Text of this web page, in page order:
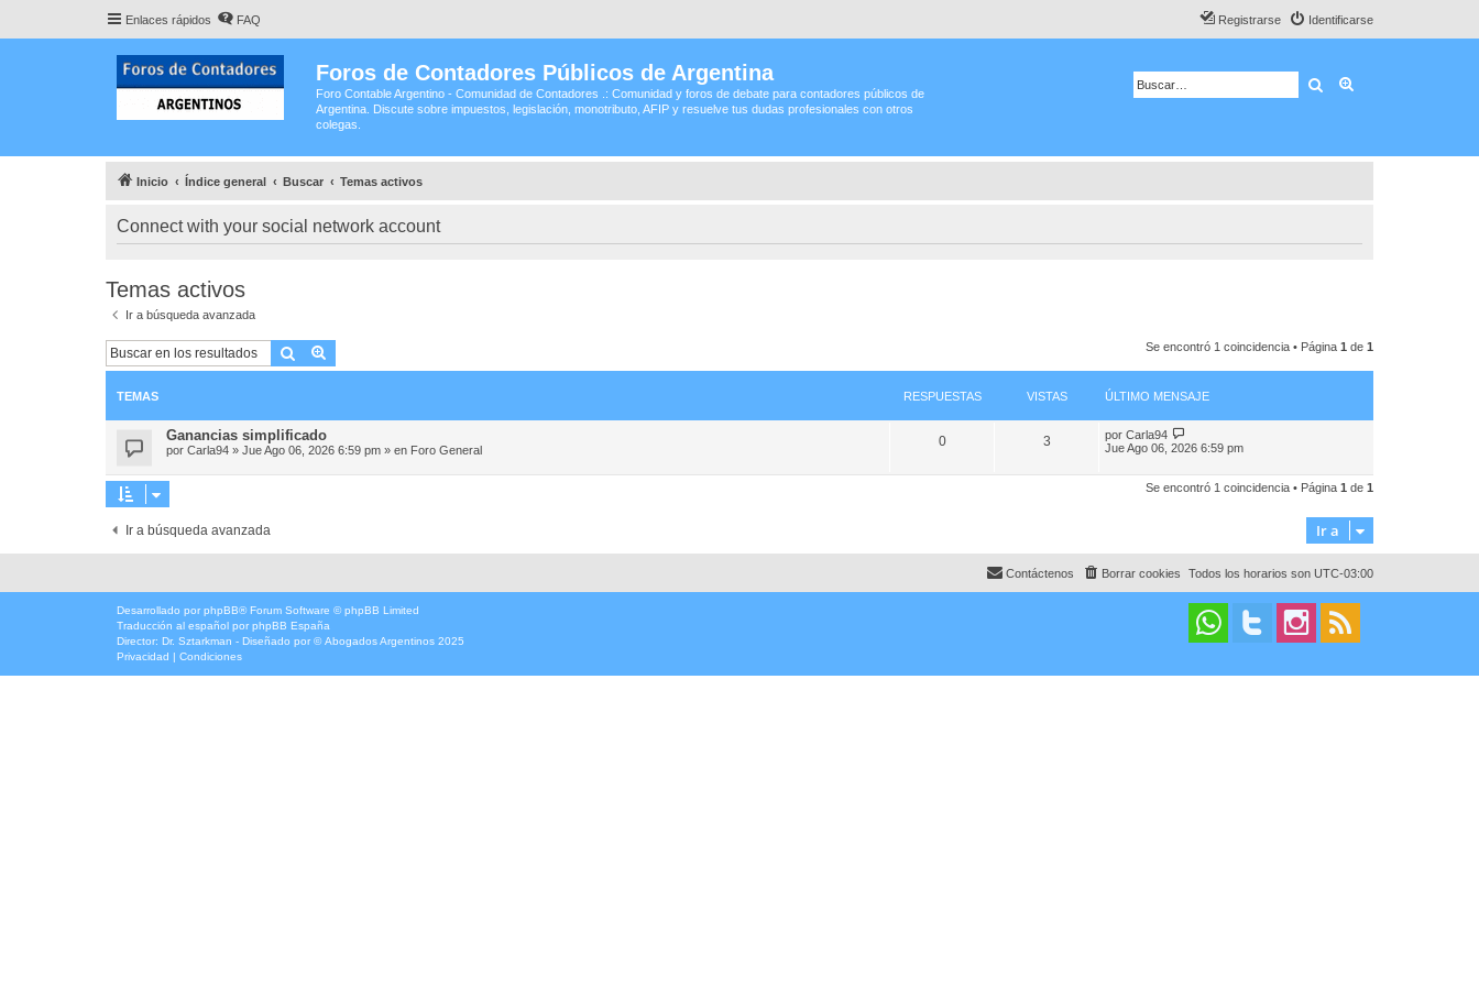
Enlaces rápidos FAQ Identificarse
Registrarse
Foros de Contadores Públicos de Argentina
Foro Contable Argentino - Comunidad de Contadores .: Comunidad y foros de debate para contadores públicos de
Argentina. Discute sobre impuestos, legislación, monotributo, AFIP y resuelve tus dudas profesionales con otros
colegas.
Buscar
Inicio Índice general Buscar Temas activos
Connect with your social network account
Temas activos
Ir a búsqueda avanzada
Buscar Se encontró 1 coincidencia • Página 1 de 1
TEMAS RESPUESTAS VISTAS ÚLTIMO MENSAJE
Ganancias simplificado
por Carla94 » Jue Ago 06, 2026 6:59 pm » en Foro General
0 3 por Carla94
Jue Ago 06, 2026 6:59 pm
Se encontró 1 coincidencia • Página 1 de 1
Ir a búsqueda avanzada Ir a
Todos los horarios son UTC-03:00
Borrar cookies
Contáctenos
Desarrollado por phpBB® Forum Software © phpBB Limited
Traducción al español por phpBB España
Director: Dr. Sztarkman - Diseñado por ©Abogados Argentinos 2025
Privacidad | Condiciones